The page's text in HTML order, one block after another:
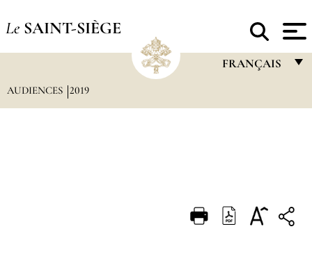
Le SAINT-SIÈGE
FRANÇAIS
DEUTSCH
AUDIENCES 2019